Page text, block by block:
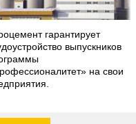
гарантирует
выпускников
на свои